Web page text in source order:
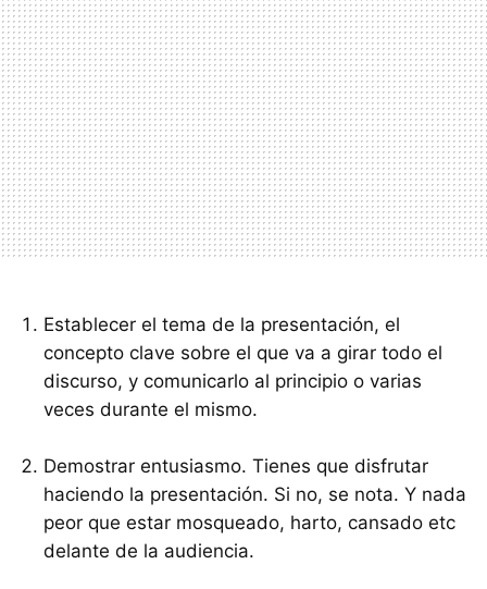
Establecer el tema de la presentación, el
concepto clave sobre el que va a girar todo el
discurso, y comunicarlo al principio o varias
veces durante el mismo.
Demostrar entusiasmo. Tienes que disfrutar
haciendo la presentación. Si no, se nota. Y nada
peor que estar mosqueado, harto, cansado etc
delante de la audiencia.